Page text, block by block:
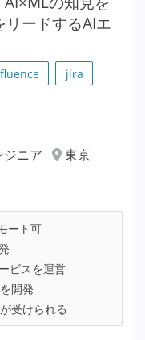
ードするAIエ
jira
ニア
東京
ート可
ビスを運営
開発
受けられる